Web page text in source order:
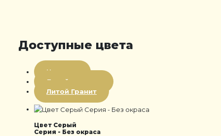
Доступные цвета
Цветная
Литой мрамор
Литой Гранит
Цвет Серый
Серия - Без окраса